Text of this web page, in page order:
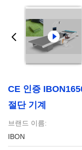
CE 인증
절단 기계
브랜드 이름:
IBON